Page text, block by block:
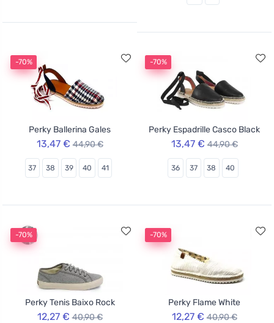
-70%
Perky Ballerina Gales
13,47 € 44,90 €
37 38 39 40 41
-70%
Perky Espadrille Casco Black
13,47 € 44,90 €
36 37 38 40
-70%
Perky Tenis Baixo Rock
12,27 € 40,90 €
-70%
Perky Flame White
12,27 € 40,90 €